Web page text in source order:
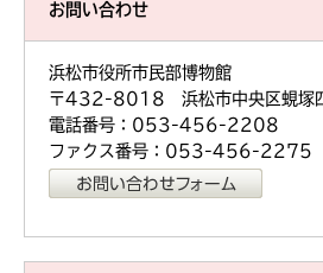
お問い合わせ
浜松市役所市民部博物館
〒432-8018 浜松市中央区蜆塚
電話番号：053-456-2208
ファクス番号：053-456-2275